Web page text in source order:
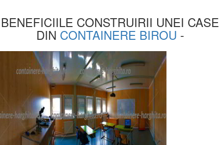
BENEFICIILE CONSTRUIRII UNEI CASE
DIN CONTAINERE BIROU -